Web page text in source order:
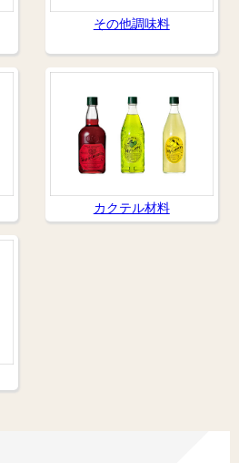
その他調味料
カクテル材料